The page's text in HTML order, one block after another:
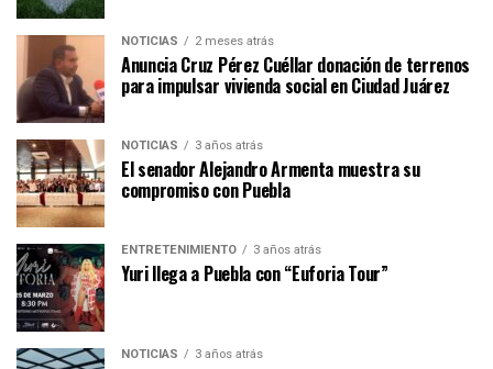
NOTICIAS 2 meses atrás
Anuncia Cruz Pérez Cuéllar donación de terrenos
para impulsar vivienda social en Ciudad Juárez
NOTICIAS 3 años atrás
El senador Alejandro Armenta muestra su
compromiso con Puebla
ENTRETENIMIENTO 3 años atrás
Yuri llega a Puebla con “Euforia Tour”
NOTICIAS 3 años atrás